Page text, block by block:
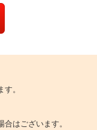
。
はございます。